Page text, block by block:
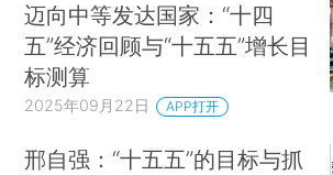
迈向中等发达国家：“十四
五”经济回顾与“十五五”增长目
标测算
2025年09月22日 APP打开
邢自强：“十五五”的目标与抓